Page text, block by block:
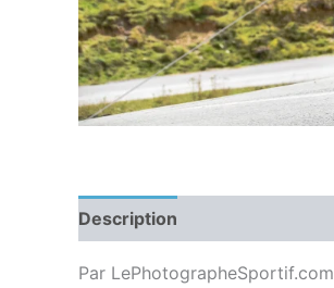
Description
Par LePhotographeSportif.com